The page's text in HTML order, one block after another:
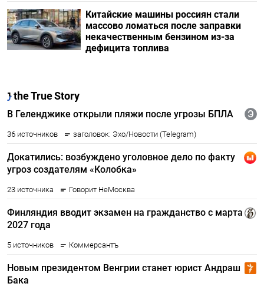
Китайские машины россиян стали
массово ломаться после заправки
некачественным бензином из-за
дефицита топлива